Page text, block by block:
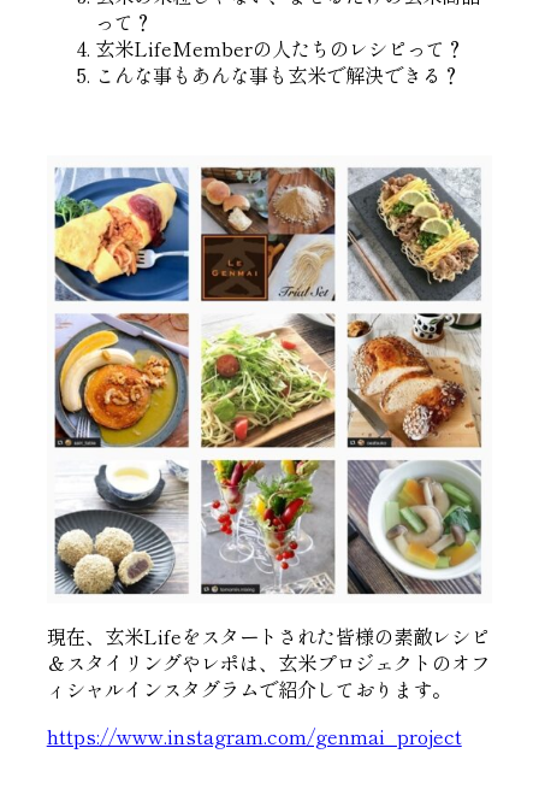
って？
玄米LifeMemberの人たちのレシピって？
こんな事もあんな事も玄米で解決できる？
現在、玄米Lifeをスタートされた皆様の素敵レシピ
＆スタイリングやレポは、玄米プロジェクトのオフ
ィシャルインスタグラムで紹介しております。
https://www.instagram.com/genmai_project